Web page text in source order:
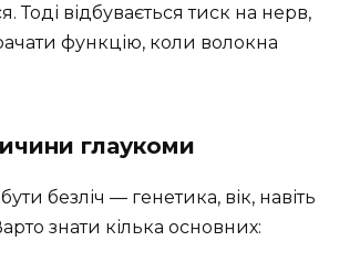
Тоді відбувається тиск на нерв,
функцію, коли волокна
глаукоми
безліч — генетика, вік, навіть
знати кілька основних: